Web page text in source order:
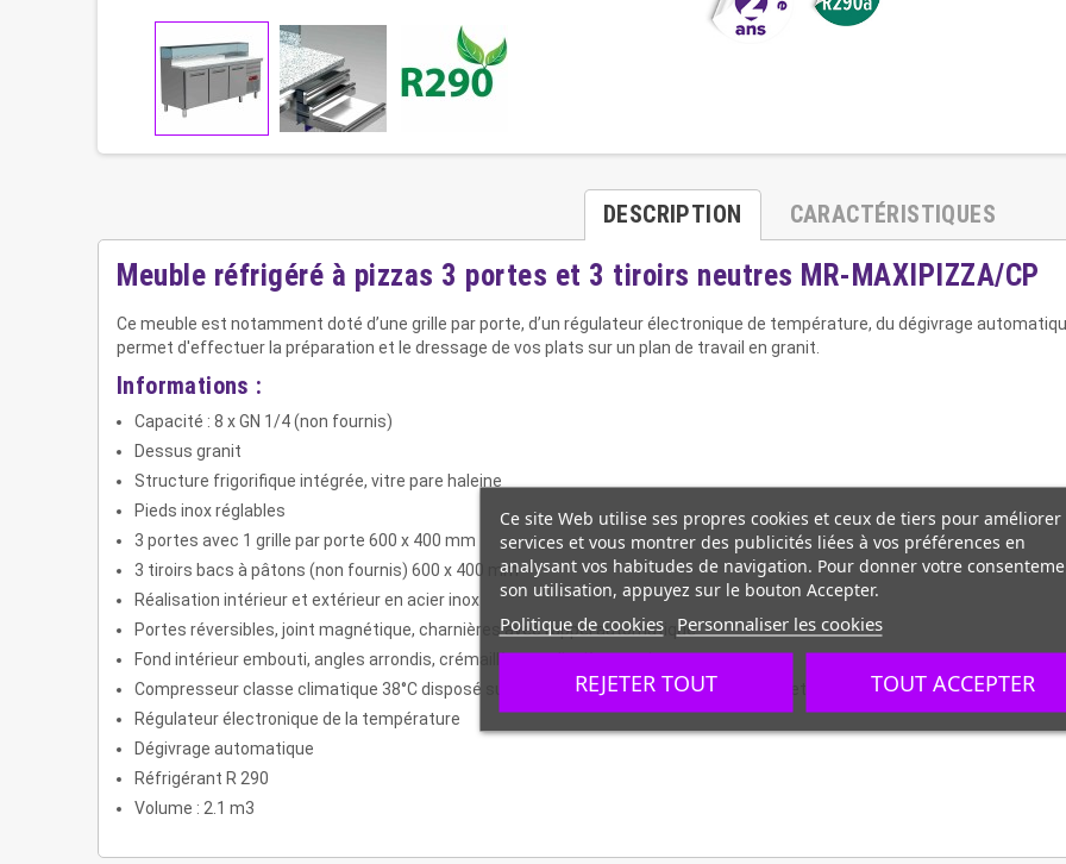
DESCRIPTION CARACTÉRISTIQUES
Meuble réfrigéré à pizzas 3 portes et 3 tiroirs neutres MR-MAXIPIZZA/CP
Ce meuble est notamment doté d’une grille par porte, d’un régulateur électronique de température, du dégivrage
permet d'effectuer la préparation et le dressage de vos plats sur un plan de travail en granit.
Informations :
Capacité : 8 x GN 1/4 (non fournis)
Dessus granit
Structure frigorifique intégrée, vitre pare haleine
Pieds inox réglables
3 portes avec 1 grille par porte 600 x 400 mm
3 tiroirs bacs à pâtons (non fournis) 600 x 400 mm
Réalisation intérieur et extérieur en acier inox
Portes réversibles, joint magnétique, charnières avec rappel automatique
Fond intérieur embouti, angles arrondis, crémaillère et glissières en inox
Compresseur classe climatique 38°C disposé sur glissières extractibles (facilite l'entretien)
Régulateur électronique de la température
Dégivrage automatique
Réfrigérant R 290
Volume : 2.1 m3
Ce site Web utilise ses propres cookies et ceux de tiers pour améliorer
services et vous montrer des publicités liées à vos préférences en
analysant vos habitudes de navigation. Pour donner votre
son utilisation, appuyez sur le bouton Accepter.
Politique de cookies Personnaliser les cookies
REJETER TOUT TOUT ACCEPTER